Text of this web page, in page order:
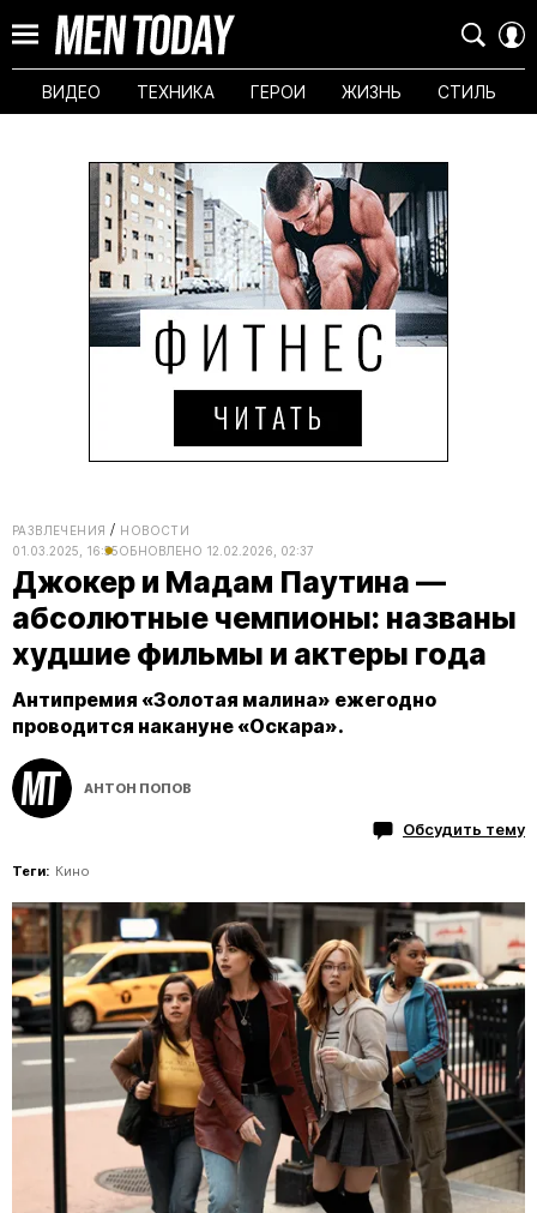
ВИДЕО ТЕХНИКА ГЕРОИ ЖИЗНЬ СТИЛЬ
РАЗВЛЕЧЕНИЯ
НОВОСТИ
01.03.2025, 16:55ОБНОВЛЕНО 12.02.2026, 02:37
Джокер и Мадам Паутина —
абсолютные чемпионы: названы
худшие фильмы и актеры года
Антипремия «Золотая малина» ежегодно
проводится накануне «Оскара».
АНТОН ПОПОВ
Обсудить тему
Теги: Кино